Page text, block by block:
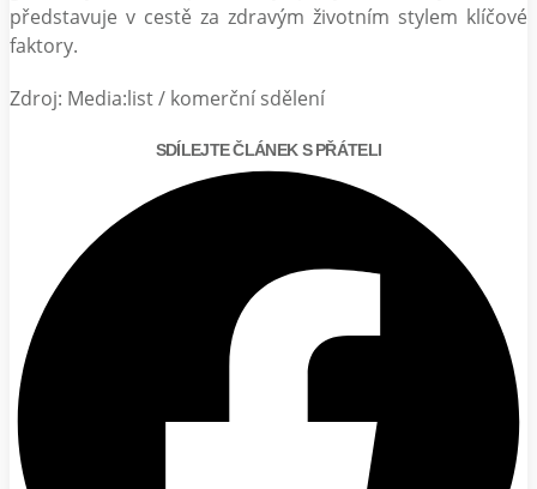
představuje v cestě za zdravým životním stylem klíčové
faktory.
Zdroj: Media:list / komerční sdělení
SDÍLEJTE ČLÁNEK S PŘÁTELI